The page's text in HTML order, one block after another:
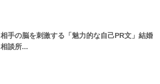
相手の脳を刺激する「魅力的な自己PR文」結婚
相談所...